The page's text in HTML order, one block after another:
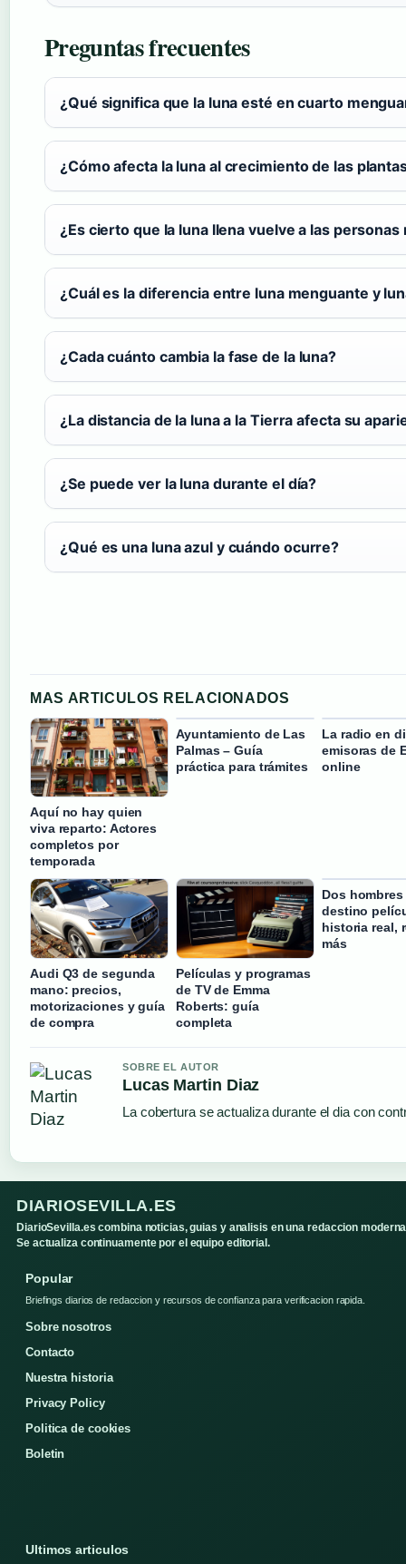
Preguntas frecuentes
¿Qué significa que la luna esté en cuarto
¿Cómo afecta la luna al crecimiento de las
¿Es cierto que la luna llena vuelve a las personas
¿Cuál es la diferencia entre luna menguante y
¿Cada cuánto cambia la fase de la luna?
¿La distancia de la luna a la Tierra afecta su
¿Se puede ver la luna durante el día?
¿Qué es una luna azul y cuándo ocurre?
MAS ARTICULOS RELACIONADOS
Aquí no hay quien
viva reparto: Actores
completos por
temporada
Ayuntamiento de Las
Palmas – Guía
práctica para trámites
La radio en
emisoras de
online
Audi Q3 de segunda
mano: precios,
motorizaciones y guía
de compra
Películas y programas
de TV de Emma
Roberts: guía
completa
Dos
destino
historia real,
más
SOBRE EL AUTOR
Lucas Martin Diaz
La cobertura se actualiza durante el dia con
DIARIOSEVILLA.ES
DiarioSevilla.es combina noticias, guias y analisis en una redaccion
Se actualiza continuamente por el equipo editorial.
Popular
Briefings diarios de redaccion y recursos de confianza para verificacion rapida.
Sobre nosotros
Contacto
Nuestra historia
Privacy Policy
Politica de cookies
Boletin
Ultimos articulos